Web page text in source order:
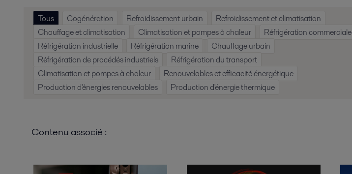
Tous Cogénération Refroidissement urbain
Refroidissement et climatisation
Chauffage et climatisation
Climatisation et pompes à chaleur
Réfrigération commerciale
Réfrigération industrielle
Réfrigération marine
Chauffage urbain
Réfrigération de procédés industriels
Réfrigération du transport
Climatisation et pompes à chaleur
Renouvelables et efficacité énergétique
Production d'énergies renouvelables
Production d'énergie thermique
Contenu associé :